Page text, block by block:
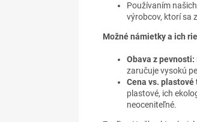
Používaním
výrobcov, ktorí sa
Možné námietky a ich
Obava z pevnosti:
zaručuje vysokú
Cena vs. plastové
plastové, ich
neoceniteľné.